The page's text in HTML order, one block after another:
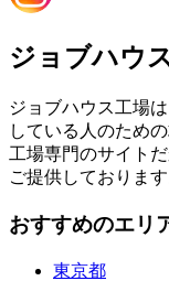
ジョブハウ
ジョブハウス工場
している人のため
工場専門のサイト
ご提供しております
おすすめのエリ
東京都